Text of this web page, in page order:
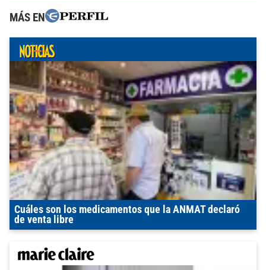
MÁS EN
Cuáles son los medicamentos que la ANMAT declaró
de venta libre